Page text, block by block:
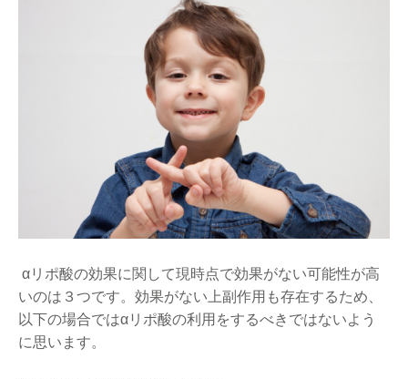
αリポ酸の効果に関して現時点で効果がない可能性が高
いのは３つです。効果がない上副作用も存在するため、
以下の場合ではαリポ酸の利用をするべきではないよう
に思います。